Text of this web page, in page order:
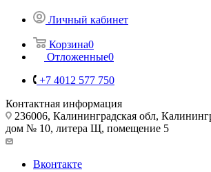
Личный кабинет
Корзина0
Отложенные0
+7 4012 577 750
Контактная информация
236006, Калининградская обл,
дом № 10, литера Щ, помещение 5
Вконтакте